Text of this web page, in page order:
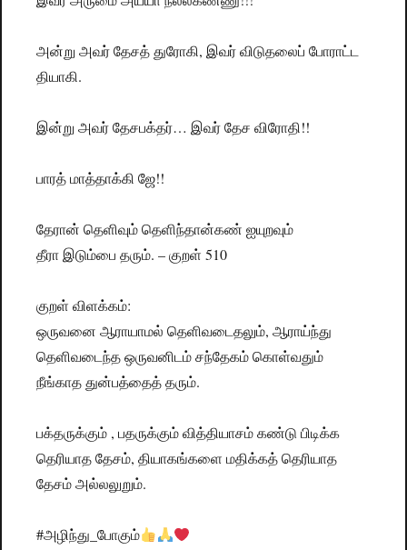
அன்று அவர் தேசத் துரோகி, இவர் விடுதலைப் போராட்ட
தியாகி.
இன்று அவர் தேசபக்தர்… இவர் தேச விரோதி!!
பாரத் மாத்தாக்கி ஜே!!
தேரான் தெளிவும் தெளிந்தான்கண் ஐயுறவும்
தீரா இடும்பை தரும். – குறள் 510
குறள் விளக்கம்:
ஒருவனை ஆராயாமல் தெளிவடைதலும், ஆராய்ந்து
தெளிவடைந்த ஒருவனிடம் சந்தேகம் கொள்வதும்
நீங்காத துன்பத்தைத் தரும்.
பக்தருக்கும் , பதருக்கும் வித்தியாசம் கண்டு பிடிக்க
தெரியாத தேசம், தியாகங்களை மதிக்கத் தெரியாத
தேசம் அல்லலுறும்.
#அழிந்து_போகும்